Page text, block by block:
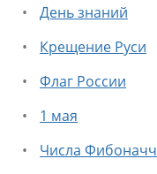
День знаний
Крещение Руси
Флаг России
1 мая
Числа